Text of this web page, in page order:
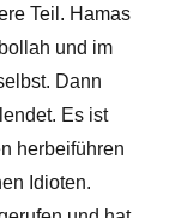
Teil. Hamas
und im
Dann
Es ist
herbeiführen
Idioten.